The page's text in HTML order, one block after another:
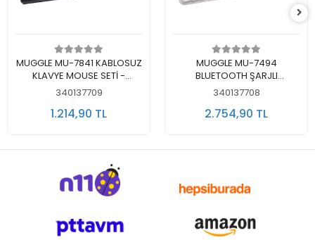
Sepete Ekle
MUGGLE MU-7841 KABLOSUZ
KLAVYE MOUSE SETİ -
(SİYAH)
340137709
1.214,90 TL
Sepete Ekle
MUGGLE MU-7494
BLUETOOTH ŞARJLI
KABLOSUZ KLAVYE MOUSE
340137708
2.754,90 TL